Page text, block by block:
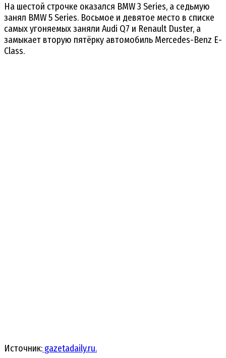
На шестой строчке оказался BMW 3 Series, а седьмую
занял BMW 5 Series. Восьмое и девятое место в списке
самых угоняемых заняли Audi Q7 и Renault Duster, а
замыкает вторую пятёрку автомобиль Mercedes-Benz E-
Class.
Источник: gazetadaily.ru.